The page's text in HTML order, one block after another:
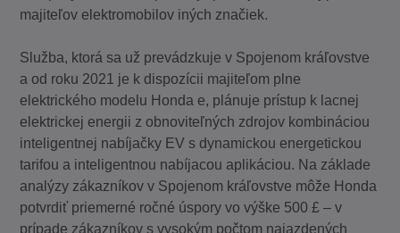
majiteľov elektromobilov iných značiek.
Služba, ktorá sa už prevádzkuje v Spojenom kráľovstve
a od roku 2021 je k dispozícii majiteľom plne
elektrického modelu Honda e, plánuje prístup k lacnej
elektrickej energii z obnoviteľných zdrojov kombináciou
inteligentnej nabíjačky EV s dynamickou energetickou
tarifou a inteligentnou nabíjacou aplikáciou. Na základe
analýzy zákazníkov v Spojenom kráľovstve môže Honda
potvrdiť priemerné ročné úspory vo výške 500 £ – v
prípade zákazníkov s vysokým počtom najazdených